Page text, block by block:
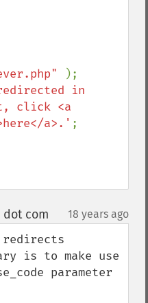
);
in
click <a
a>.'
dot com 18 years ago
redirects
is to make use
parameter